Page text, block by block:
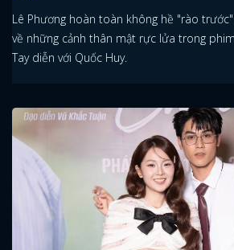
Lê Phương hoàn toàn không hề "rào
về những cảnh thân mật rực lửa trong
Tay diễn với Quốc Huy.